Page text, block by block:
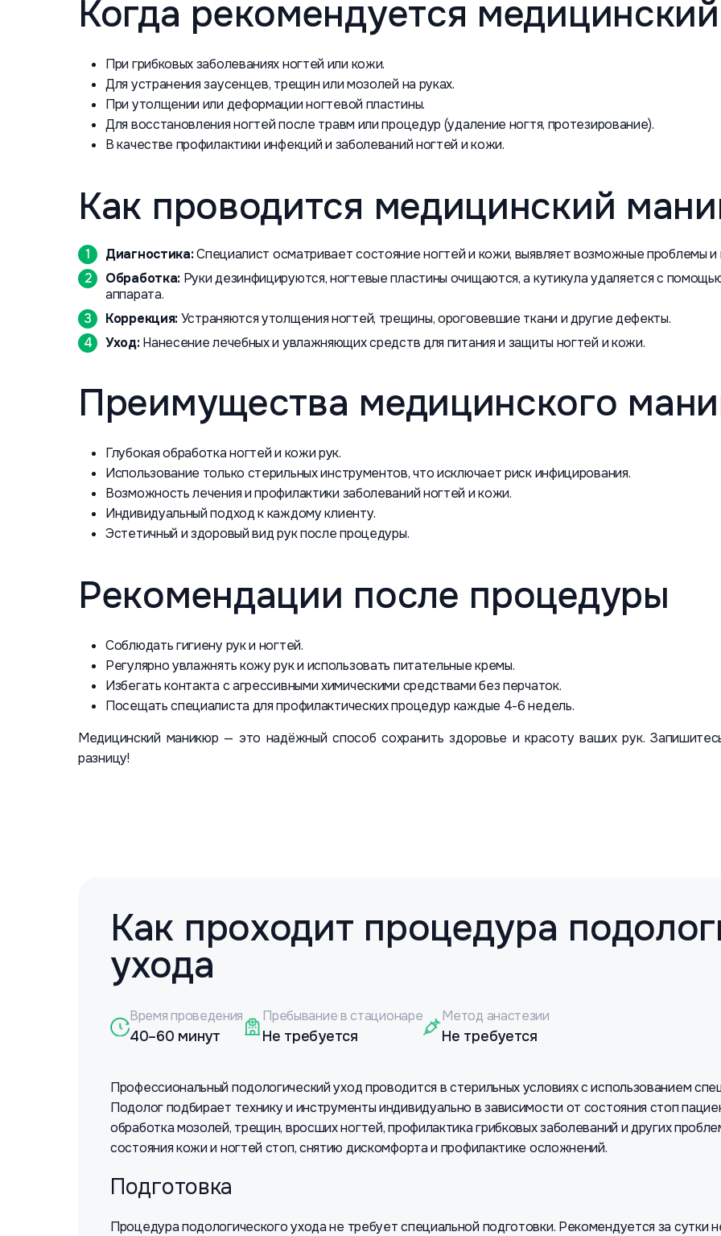
Когда рекомендуется
При грибковых заболеваниях ногтей или кожи.
Для устранения заусенцев, трещин или мозолей на руках.
При утолщении или деформации ногтевой пластины.
Для восстановления ногтей после травм или процедур (удаление ногтя, протезирование).
В качестве профилактики инфекций и заболеваний ногтей и кожи.
Как проводится медицинский
Диагностика:Специалист осматривает состояние ногтей и кожи, выявляет возможные проблемы
Обработка: Руки дезинфицируются, ногтевые пластины очищаются, а кутикула удаляется с
аппарата.
Коррекция:Устраняются утолщения ногтей, трещины, ороговевшие ткани и другие дефекты.
Уход:Нанесение лечебных и увлажняющих средств для питания и защиты ногтей и кожи.
Преимущества медицинского
Глубокая обработка ногтей и кожи рук.
Использование только стерильных инструментов, что исключает риск инфицирования.
Возможность лечения и профилактики заболеваний ногтей и кожи.
Индивидуальный подход к каждому клиенту.
Эстетичный и здоровый вид рук после процедуры.
Рекомендации после процедуры
Соблюдать гигиену рук и ногтей.
Регулярно увлажнять кожу рук и использовать питательные кремы.
Избегать контакта с агрессивными химическими средствами без перчаток.
Посещать специалиста для профилактических процедур каждые 4-6 недель.
Медицинский маникюр — это надёжный способ сохранить здоровье и красоту ваших рук.
разницу!
Как проходит процедура
ухода
Время проведения
40–60 минут
Пребывание в стационаре
Не требуется
Метод анастезии
Не требуется
Профессиональный подологический уход проводится в стерильных условиях с использованием
Подолог подбирает технику и инструменты индивидуально в зависимости от состояния стоп
обработка мозолей, трещин, вросших ногтей, профилактика грибковых заболеваний и других
состояния кожи и ногтей стоп, снятию дискомфорта и профилактике осложнений.
Подготовка
Процедура подологического ухода не требует специальной подготовки. Рекомендуется за сутки